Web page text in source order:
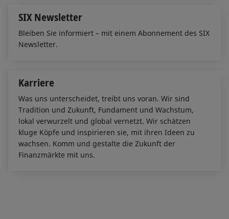
SIX Newsletter
Bleiben Sie informiert – mit einem Abonnement des SIX
Newsletter.
Karriere
Was uns unterscheidet, treibt uns voran. Wir sind
Tradition und Zukunft, Fundament und Wachstum,
lokal verwurzelt und global vernetzt. Wir schätzen
kluge Köpfe und inspirieren sie, mit ihren Ideen zu
wachsen. Komm und gestalte die Zukunft der
Finanzmärkte mit uns.